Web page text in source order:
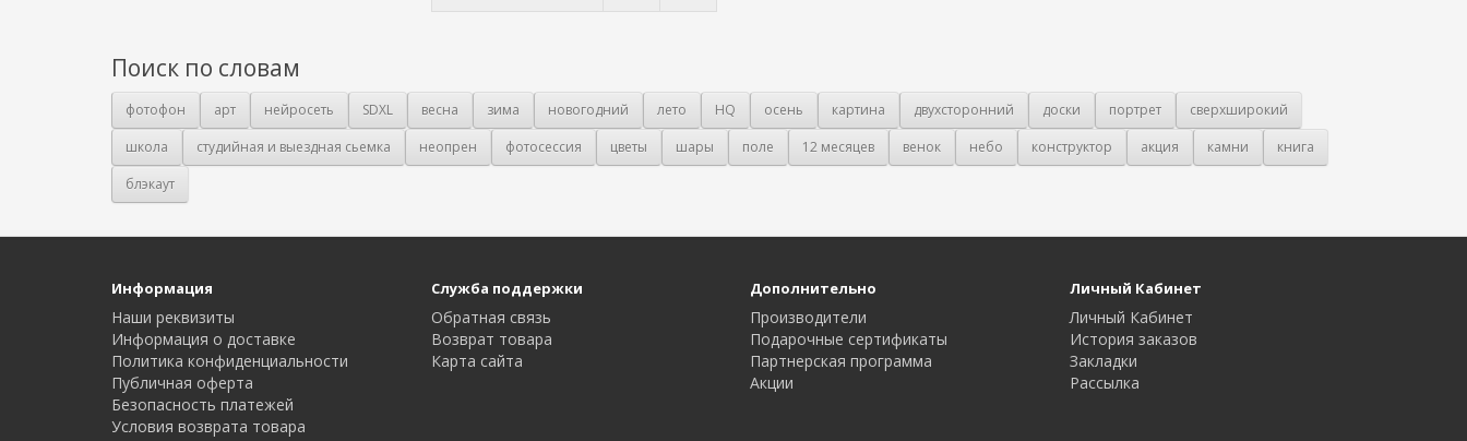
Поиск по словам
фотофон арт нейросеть SDXL весна зима новогодний лето HQ осень картина двухсторонний доски портрет
сверхширокий
школа
студийная и выездная сьемка неопрен фотосессия цветы шары поле 12 месяцев венок небо конструктор акция камни
книга
блэкаут
Информация
Наши реквизиты
Информация о доставке
Политика конфиденциальности
Публичная оферта
Безопасность платежей
Условия возврата товара
Служба поддержки
Обратная связь
Возврат товара
Карта сайта
Дополнительно
Производители
Подарочные сертификаты
Партнерская программа
Акции
Личный Кабинет
Личный Кабинет
История заказов
Закладки
Рассылка